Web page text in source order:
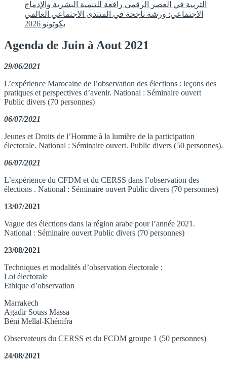
التربية في العصر الرقمي رافعة للتنمية البشرية والإدماج
الاجتماعي: ورشة ناجحة في المنتدى الاجتماعي العالمي
بكوتونو 2026
Agenda de Juin à Aout 2021
29/06/2021
L’expérience Marocaine de l’observation des élections : leçons des
pratiques et perspectives d’avenir. National : Séminaire ouvert
Public divers (70 personnes)
06/07/2021
Jeunes et Droits de l’Homme à la lumière de la participation
électorale. National : Séminaire ouvert. Public divers (50 personnes).
06/07/2021
L’expérience du CFDM et du CERSS dans l’observation des
élections . National : Séminaire ouvert Public divers (70 personnes)
13/07/2021
Vague des élections dans la région arabe pour l’année 2021.
National : Séminaire ouvert Public divers (70 personnes)
23/08/2021
Techniques et modalités d’observation électorale ;
Loi électorale
Ethique d’observation
Marrakech
Agadir Souss Massa
Béni Mellal-Khénifra
Observateurs du CERSS et du FCDM groupe 1 (50 personnes)
24/08/2021